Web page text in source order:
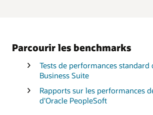
Parcourir les benchmarks
Tests de performances standard
Business Suite
Rapports sur les performances
d'Oracle PeopleSoft